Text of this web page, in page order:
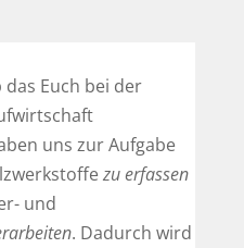
Euch bei der
uns zur Aufgabe
zu erfassen
und
. Dadurch wird